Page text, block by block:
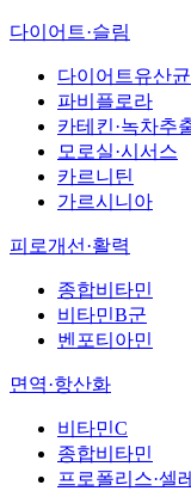
다이어트·슬림
다이어트유산균
파비플로라
카테킨·녹차추
모로실·시서스
카르니틴
가르시니아
피로개선·활력
종합비타민
비타민B군
벤포티아민
면역·항산화
비타민C
종합비타민
프로폴리스·셀